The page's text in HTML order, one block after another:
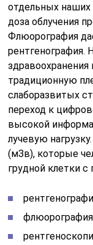
отдельных наших
доза облучения
Флюорография
рентгенография.
традиционную
слаборазвитых
переход к
высокой
лучевую
(мЗв), которые
грудной клетки